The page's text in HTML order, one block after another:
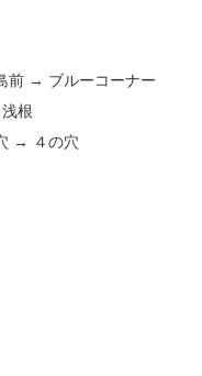
前 → ブルーコーナー
根
→ ４の穴